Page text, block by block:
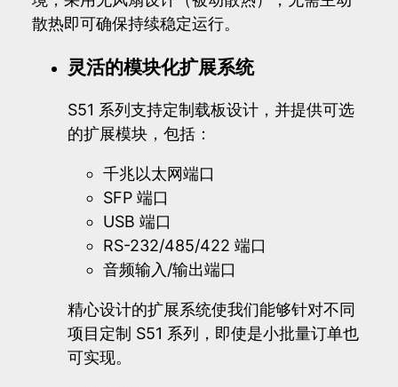
散热即可确保持续稳定运行。
灵活的模块化扩展系统
S51 系列支持定制载板设计，并提供可选
的扩展模块，包括：
千兆以太网端口
SFP 端口
USB 端口
RS-232/485/422 端口
音频输入/输出端口
精心设计的扩展系统使我们能够针对不同
项目定制 S51 系列，即使是小批量订单也
可实现。